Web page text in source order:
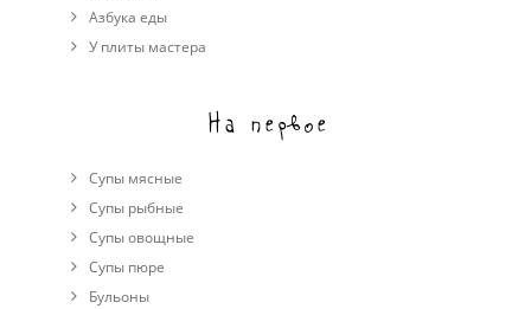
Азбука еды
У плиты мастера
На первое
Супы мясные
Супы рыбные
Супы овощные
Cупы пюре
Бульоны